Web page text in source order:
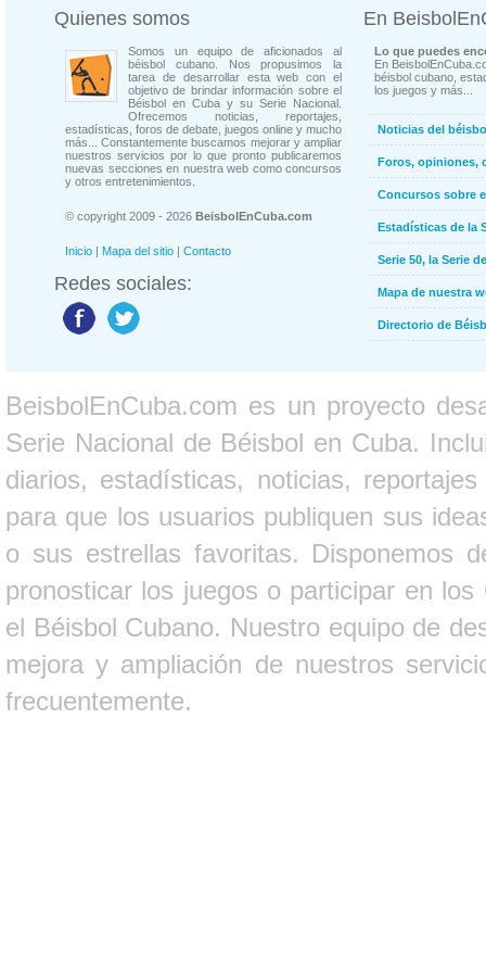
Quienes somos
Somos un equipo de aficionados al
béisbol cubano. Nos propusimos la
tarea de desarrollar esta web con el
objetivo de brindar información sobre el
Béisbol en Cuba y su Serie Nacional.
Ofrecemos noticias, reportajes,
estadísticas, foros de debate, juegos online y mucho
más... Constantemente buscamos mejorar y ampliar
nuestros servicios por lo que pronto publicaremos
nuevas secciones en nuestra web como concursos
y otros entretenimientos.
© copyright 2009 - 2026 BeisbolEnCuba.com
Inicio | Mapa del sitio | Contacto
Redes sociales:
En
Lo que puedes
En
béisbol cubano,
los juegos y más...
Noticias del
Foros, opiniones,
Concursos sobre
Estadísticas de la
Serie 50, la Serie
Mapa de nuestra
Directorio de
BeisbolEnCuba.com es un proyecto
Serie Nacional de Béisbol en Cuba.
diarios, estadísticas, noticias,
para que los usuarios publiquen sus
o sus estrellas favoritas. Disponemos
pronosticar los juegos o participar en
el Béisbol Cubano. Nuestro equipo de
mejora y ampliación de nuestros
frecuentemente.